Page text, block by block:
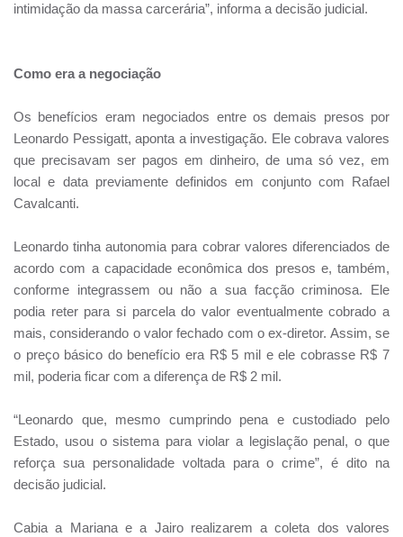
intimidação da massa carcerária”, informa a decisão judicial.
Como era a negociação
Os benefícios eram negociados entre os demais presos por
Leonardo Pessigatt, aponta a investigação. Ele cobrava valores
que precisavam ser pagos em dinheiro, de uma só vez, em
local e data previamente definidos em conjunto com Rafael
Cavalcanti.
Leonardo tinha autonomia para cobrar valores diferenciados de
acordo com a capacidade econômica dos presos e, também,
conforme integrassem ou não a sua facção criminosa. Ele
podia reter para si parcela do valor eventualmente cobrado a
mais, considerando o valor fechado com o ex-diretor. Assim, se
o preço básico do benefício era R$ 5 mil e ele cobrasse R$ 7
mil, poderia ficar com a diferença de R$ 2 mil.
“Leonardo que, mesmo cumprindo pena e custodiado pelo
Estado, usou o sistema para violar a legislação penal, o que
reforça sua personalidade voltada para o crime”, é dito na
decisão judicial.
Cabia a Mariana e a Jairo realizarem a coleta dos valores